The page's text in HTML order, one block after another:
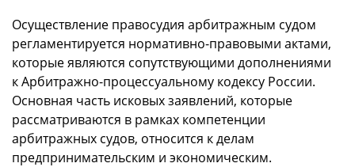
Осуществление правосудия арбитражным судом
регламентируется нормативно-правовыми актами,
которые являются сопутствующими дополнениями
к Арбитражно-процессуальному кодексу России.
Основная часть исковых заявлений, которые
рассматриваются в рамках компетенции
арбитражных судов, относится к делам
предпринимательским и экономическим.